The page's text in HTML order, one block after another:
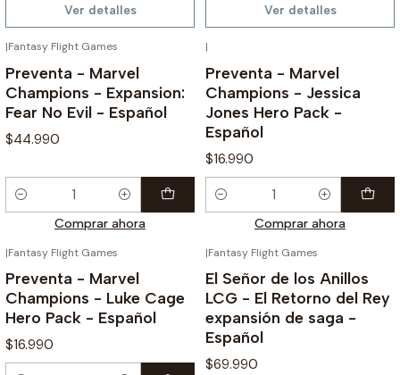
Ver detalles Ver detalles
¡PREVENTA!
|Fantasy Flight Games
Preventa - Marvel
Champions - Expansion:
Fear No Evil - Español
$44.990
Cantidad
Comprar ahora
|
Preventa - Marvel
Champions - Jessica
Jones Hero Pack -
Español
$16.990
Cantidad
Comprar ahora
¡PREVENTA!
|Fantasy Flight Games
Preventa - Marvel
Champions - Luke Cage
Hero Pack - Español
$16.990
|Fantasy Flight Games
El Señor de los Anillos
LCG - El Retorno del Rey
expansión de saga -
Español
$69.990